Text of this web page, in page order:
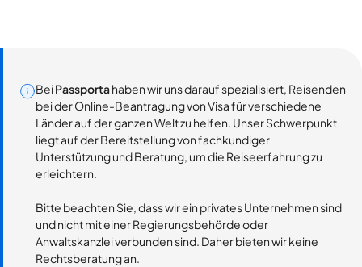
BeiPassportahaben wir uns darauf spezialisiert, Reisenden
bei der Online-Beantragung von Visa für verschiedene
Länder auf der ganzen Welt zu helfen. Unser Schwerpunkt
liegt auf der Bereitstellung von fachkundiger
Unterstützung und Beratung, um die Reiseerfahrung zu
erleichtern.
Bitte beachten Sie, dass wir ein privates Unternehmen sind
und nicht mit einer Regierungsbehörde oder
Anwaltskanzlei verbunden sind. Daher bieten wir keine
Rechtsberatung an.